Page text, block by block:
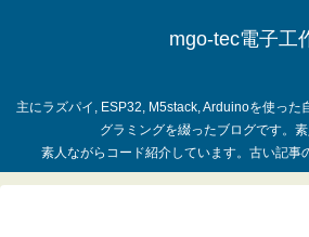
mgo-tec電子工
主にラズパイ, ESP32, M5stack, Arduinoを使った
グラミングを綴ったブログです。素